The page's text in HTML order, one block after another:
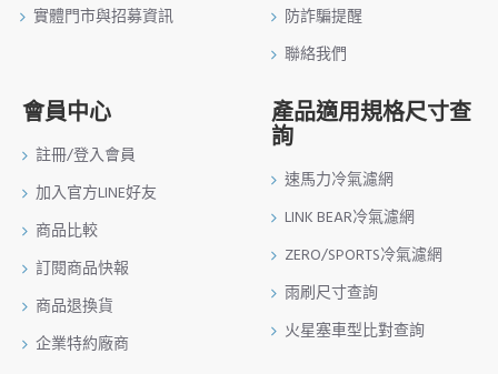
實體門市與招募資訊
防詐騙提醒
聯絡我們
會員中心
註冊/登入會員
加入官方LINE好友
商品比較
訂閱商品快報
商品退換貨
企業特約廠商
產品適用規格尺寸查
詢
速馬力冷氣濾網
LINK BEAR冷氣濾網
ZERO/SPORTS冷氣濾網
雨刷尺寸查詢
火星塞車型比對查詢